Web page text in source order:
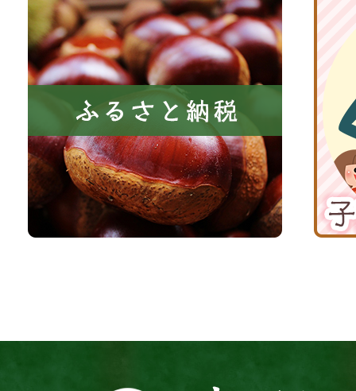
に
い
き
町
京
る
さ
と
税
波
子
育
て
応
援